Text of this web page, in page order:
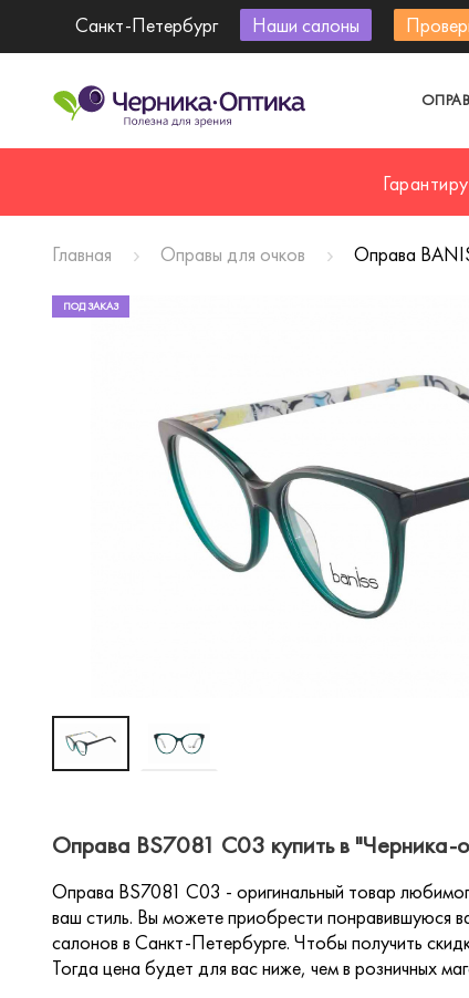
Санкт-Петербург Наши салоны
Главная Оправы для очков Оправа
ПОД ЗАКАЗ
Оправа BS7081 C03 купить в "Черника-
Оправа BS7081 C03 - оригинальный товар
ваш стиль. Вы можете приобрести понравившуюся
салонов в Санкт-Петербурге. Чтобы получить
Тогда цена будет для вас ниже, чем в розничных